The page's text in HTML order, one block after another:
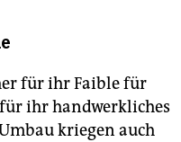
für ihr Faible für
ihr handwerkliches
kriegen auch